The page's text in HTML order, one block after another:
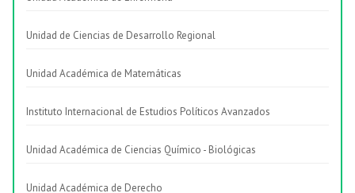
Unidad de Ciencias de Desarrollo Regional
Unidad Académica de Matemáticas
Instituto Internacional de Estudios Políticos Avanzados
Unidad Académica de Ciencias Químico - Biológicas
Unidad Académica de Derecho